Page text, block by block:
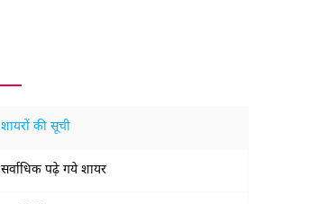
शायरों की सूची
सर्वाधिक पढ़े गये शायर